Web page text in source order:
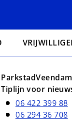
Tiplijn voor
06 422 399 88
06 294 36 708